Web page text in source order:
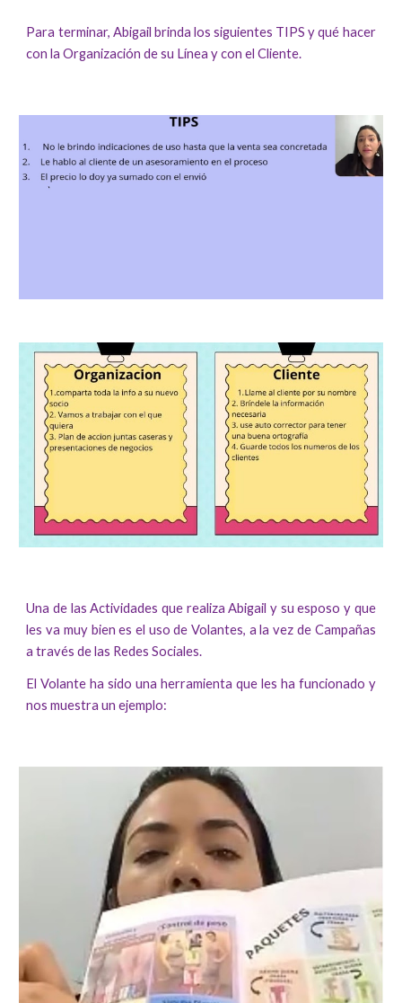
Para terminar, Abigail brinda los siguientes TIPS y qué hacer
con la Organización de su Línea y con el Cliente.
Una de las Actividades que realiza Abigail y su esposo y que
les va muy bien es el uso de Volantes, a la vez de Campañas
a través de las Redes Sociales.
El Volante ha sido una herramienta que les ha funcionado y
nos muestra un ejemplo: